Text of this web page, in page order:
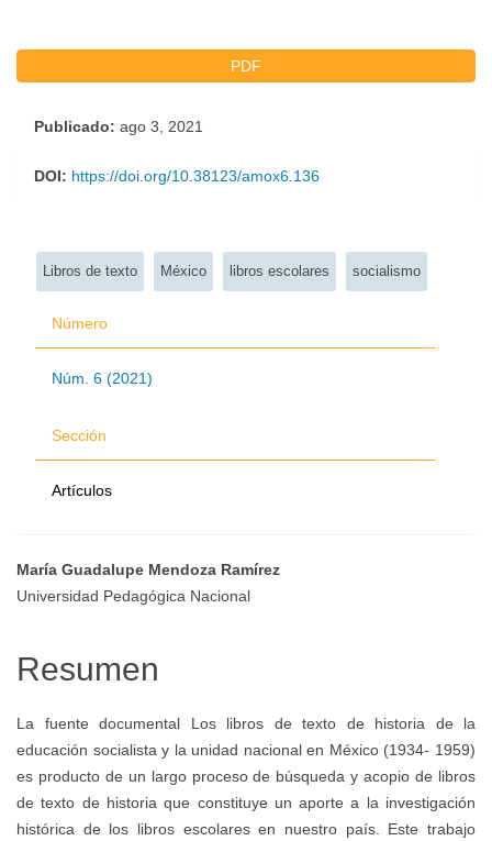
PDF
Publicado: ago 3, 2021
DOI: https://doi.org/10.38123/amox6.136
Libros de texto México libros escolares socialismo
Número
Núm. 6 (2021)
Sección
Artículos
Contenido
artículo
María Guadalupe Mendoza Ramírez
Universidad Pedagógica Nacional
Resumen
La fuente documental Los libros de texto de historia de la
educación socialista y la unidad nacional en México (1934- 1959)
es producto de un largo proceso de búsqueda y acopio de libros
de texto de historia que constituye un aporte a la investigación
histórica de los libros escolares en nuestro país. Este trabajo